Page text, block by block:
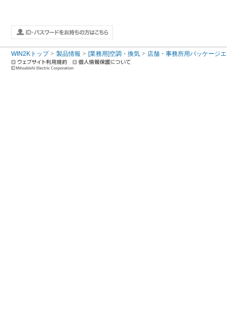
WIN2Kトップ 製品情報 [業務用]空調・換気 店舗・事務所用パッケージ